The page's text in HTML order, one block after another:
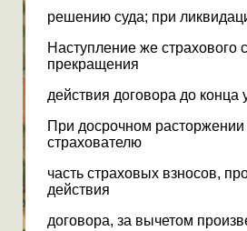
решению суда; при
Наступление же страхового
прекращения
действия договора до конца
При досрочном
страхователю
часть страховых взносов,
действия
договора, за вычетом